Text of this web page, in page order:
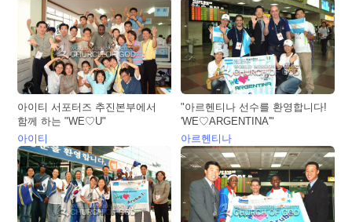
아이티 서포터즈 추진본부에서
함께 하는 "WE♡U"
아이티
"아르헨티나 선수를 환영합니다!
'WE♡ARGENTINA'"
아르헨티나